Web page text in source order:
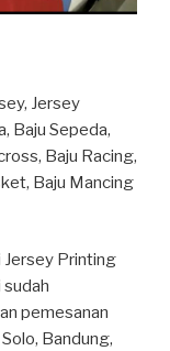
Jersey
Baju Sepeda,
Baju Racing,
Baju Mancing
Jersey Printing
pemesanan
Bandung,